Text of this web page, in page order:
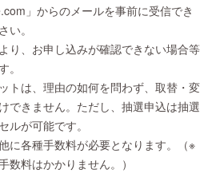
」からのメールを事前に受信でき
い。
り、お申し込みが確認できない場合等
。
トは、理由の如何を問わず、取替・変
できません。ただし、抽選申込は抽選
ルが可能です。
に各種手数料が必要となります。（※
数料はかかりません。）